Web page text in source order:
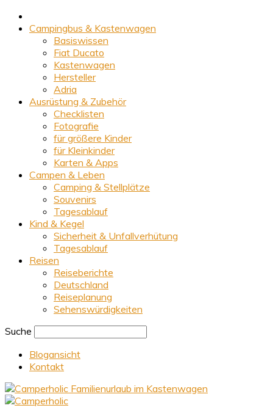
Campingbus & Kastenwagen
Basiswissen
Fiat Ducato
Kastenwagen
Hersteller
Adria
Ausrüstung & Zubehör
Checklisten
Fotografie
für größere Kinder
für Kleinkinder
Karten & Apps
Campen & Leben
Camping & Stellplätze
Souvenirs
Tagesablauf
Kind & Kegel
Sicherheit & Unfallverhütung
Tagesablauf
Reisen
Reiseberichte
Deutschland
Reiseplanung
Sehenswürdigkeiten
Suche
Blogansicht
Kontakt
Familienurlaub im Kastenwagen